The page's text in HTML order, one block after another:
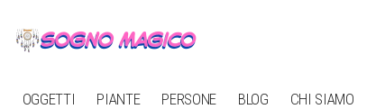
OGGETTI PIANTE PERSONE BLOG CHI SIAMO